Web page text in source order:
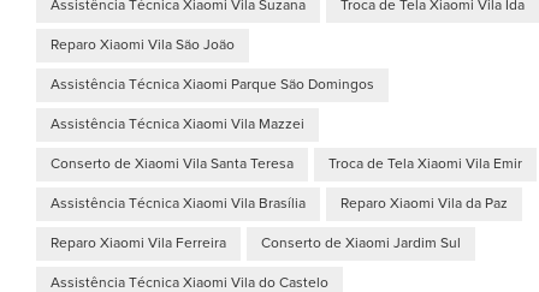
Assistência Técnica Xiaomi Vila Suzana Troca de Tela Xiaomi Vila Ida
Reparo Xiaomi Vila São João
Assistência Técnica Xiaomi Parque São Domingos
Assistência Técnica Xiaomi Vila Mazzei
Conserto de Xiaomi Vila Santa Teresa Troca de Tela Xiaomi Vila Emir
Assistência Técnica Xiaomi Vila Brasília Reparo Xiaomi Vila da Paz
Reparo Xiaomi Vila Ferreira Conserto de Xiaomi Jardim Sul
Assistência Técnica Xiaomi Vila do Castelo